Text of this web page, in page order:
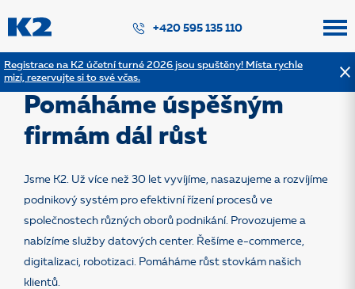
Registrace na K2 účetní turné 2026 jsou spuštěny! Místa rychle
mizí, rezervujte si to své včas.
+420 595 135 110
O nás
Pomáháme úspěšným
firmám dál růst
Jsme K2. Už více než 30 let vyvíjíme, nasazujeme a rozvíjíme
podnikový systém pro efektivní řízení procesů ve
společnostech různých oborů podnikání. Provozujeme a
nabízíme služby datových center. Řešíme e-commerce,
digitalizaci, robotizaci. Pomáháme růst stovkám našich
klientů.